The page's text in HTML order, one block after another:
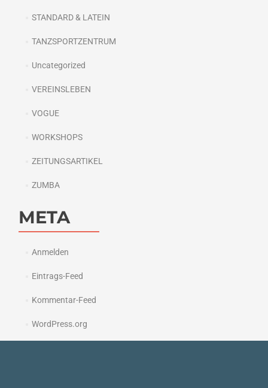
STANDARD & LATEIN
TANZSPORTZENTRUM
Uncategorized
VEREINSLEBEN
VOGUE
WORKSHOPS
ZEITUNGSARTIKEL
ZUMBA
META
Anmelden
Eintrags-Feed
Kommentar-Feed
WordPress.org